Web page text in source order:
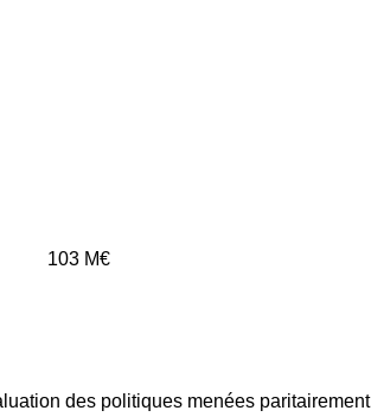
103 M€
des politiques menées paritairement